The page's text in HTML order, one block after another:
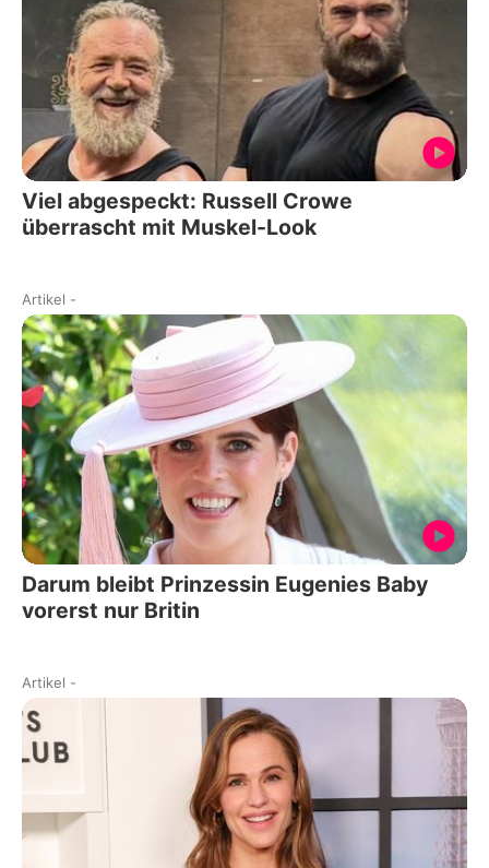
Viel abgespeckt: Russell Crowe
überrascht mit Muskel-Look
Artikel -
Darum bleibt Prinzessin Eugenies Baby
vorerst nur Britin
Artikel -